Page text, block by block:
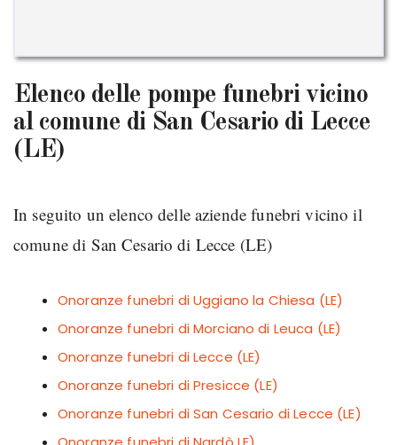
Elenco delle pompe funebri vicino
al comune di San Cesario di Lecce
(LE)
In seguito un elenco delle aziende funebri vicino il
comune di San Cesario di Lecce (LE)
Onoranze funebri di Uggiano la Chiesa (LE)
Onoranze funebri di Morciano di Leuca (LE)
Onoranze funebri di Lecce (LE)
Onoranze funebri di Presicce (LE)
Onoranze funebri di San Cesario di Lecce (LE)